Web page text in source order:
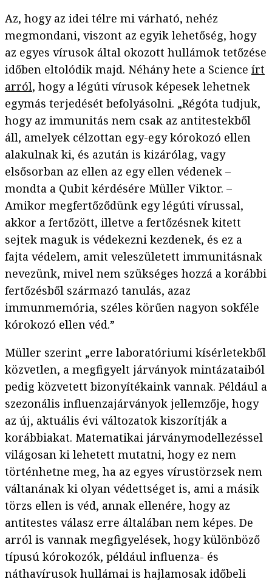
Az, hogy az idei télre mi várható, nehéz
megmondani, viszont az egyik lehetőség, hogy
az egyes vírusok által okozott hullámok tetőzése
időben eltolódik majd. Néhány hete a Science írt
arról, hogy a légúti vírusok képesek lehetnek
egymás terjedését befolyásolni. „Régóta tudjuk,
hogy az immunitás nem csak az antitestekből
áll, amelyek célzottan egy-egy kórokozó ellen
alakulnak ki, és azután is kizárólag, vagy
elsősorban az ellen az egy ellen védenek –
mondta a Qubit kérdésére Müller Viktor. –
Amikor megfertőződünk egy légúti vírussal,
akkor a fertőzött, illetve a fertőzésnek kitett
sejtek maguk is védekezni kezdenek, és ez a
fajta védelem, amit veleszületett immunitásnak
nevezünk, mivel nem szükséges hozzá a korábbi
fertőzésből származó tanulás, azaz
immunmemória, széles körűen nagyon sokféle
kórokozó ellen véd.”
Müller szerint „erre laboratóriumi kísérletekből
közvetlen, a megfigyelt járványok mintázataiból
pedig közvetett bizonyítékaink vannak. Például a
szezonális influenzajárványok jellemzője, hogy
az új, aktuális évi változatok kiszorítják a
korábbiakat. Matematikai járványmodellezéssel
világosan ki lehetett mutatni, hogy ez nem
történhetne meg, ha az egyes vírustörzsek nem
váltanának ki olyan védettséget is, ami a másik
törzs ellen is véd, annak ellenére, hogy az
antitestes válasz erre általában nem képes. De
arról is vannak megfigyelések, hogy különböző
típusú kórokozók, például influenza- és
náthavírusok hullámai is hajlamosak időbeli